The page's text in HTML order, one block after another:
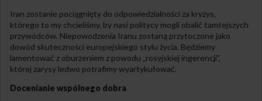
Iran zostanie pociągnięty do odpowiedzialności za kryzys,
którego to my chcieliśmy, by nasi politycy mogli obalić tamtejszych
przywódców. Niepowodzenia Iranu zostaną przytoczone jako
dowód skuteczności europejskiego stylu życia. Będziemy
lamentować z oburzeniem z powodu „rosyjskiej ingerencji”,
której zarysy ledwo potrafimy wyartykułować.
Docenianie wspólnego dobra